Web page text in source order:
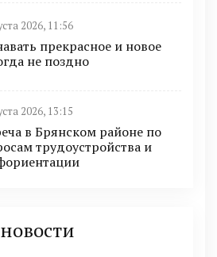
2026, 11:56
прекрасное и новое
не поздно
2026, 13:15
в Брянском районе по
трудоустройства и